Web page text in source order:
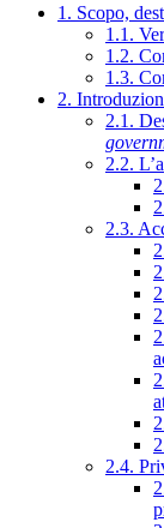
1. Scopo,
1.1.
1.2.
1.3.
2.
2.1.
2.2.
2.3.
2.4.